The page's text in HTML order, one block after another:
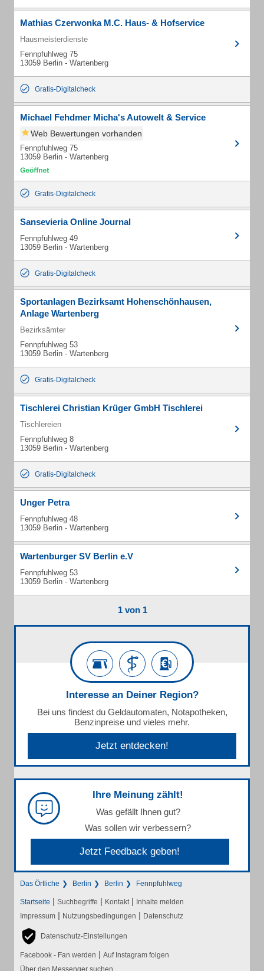
Mathias Czerwonka M.C. Haus- & Hofservice
Hausmeisterdienste
Fennpfuhlweg 75
13059 Berlin - Wartenberg
Gratis-Digitalcheck
Michael Fehdmer Micha's Autowelt & Service
Web Bewertungen vorhanden
Fennpfuhlweg 75
13059 Berlin - Wartenberg
Gratis-Digitalcheck
Sansevieria Online Journal
Fennpfuhlweg 49
13059 Berlin - Wartenberg
Gratis-Digitalcheck
Sportanlagen Bezirksamt Hohenschönhausen,
Anlage Wartenberg
Bezirksämter
Fennpfuhlweg 53
13059 Berlin - Wartenberg
Gratis-Digitalcheck
Tischlerei Christian Krüger GmbH Tischlerei
Tischlereien
Fennpfuhlweg 8
13059 Berlin - Wartenberg
Gratis-Digitalcheck
Unger Petra
Fennpfuhlweg 48
13059 Berlin - Wartenberg
Wartenburger SV Berlin e.V
Fennpfuhlweg 53
13059 Berlin - Wartenberg
1 von 1
Interesse an Deiner Region?
Bei uns findest du Geldautomaten, Notapotheken,
Benzinpreise und vieles mehr.
Jetzt entdecken!
Ihre Meinung zählt!
Was gefällt Ihnen gut?
Was sollen wir verbessern?
Jetzt Feedback geben!
Das Örtliche Berlin Berlin Fennpfuhlweg
Startseite | Suchbegriffe | Kontakt | Inhalte melden
Impressum | Nutzungsbedingungen | Datenschutz
Datenschutz-Einstellungen
Facebook - Fan werden | Auf Instagram folgen
Über den Messenger suchen